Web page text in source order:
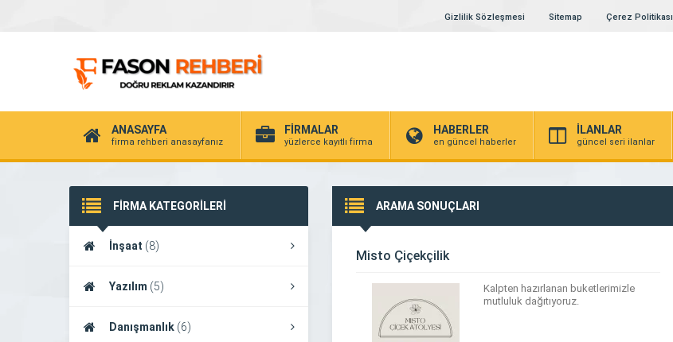
Gizlilik Sözleşmesi Sitemap Çerez Politikası
ANASAYFA
firma rehberi anasayfanız
FİRMALAR
yüzlerce kayıtlı firma
HABERLER
en güncel haberler
İLANLAR
güncel seri ilanlar
FİRMA KATEGORİLERİ
İnşaat (8)
Yazılım (5)
Danışmanlık (6)
ARAMA SONUÇLARI
Misto Çiçekçilik
Kalpten hazırlanan buketlerimizle
mutluluk dağıtıyoruz.